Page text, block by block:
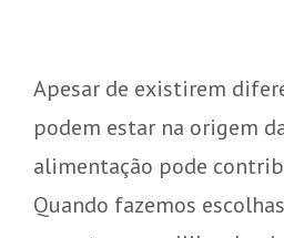
Apesar de existirem
podem estar na origem
alimentação pode
Quando fazemos